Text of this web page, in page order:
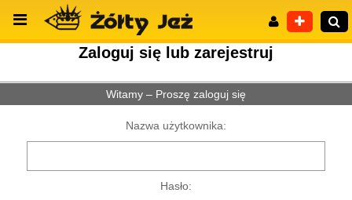
Wyszukiwanie zaawansowane
Zaloguj się lub zarejestruj
Witamy – Proszę zaloguj się
Nazwa użytkownika:
Hasło: